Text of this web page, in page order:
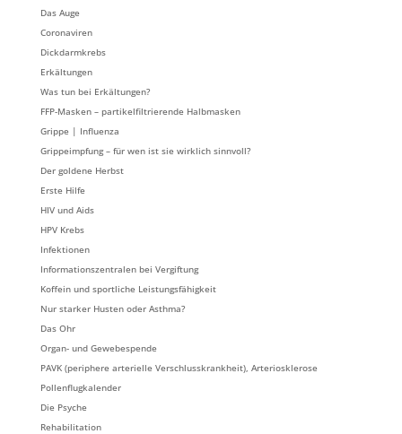
Das Auge
Coronaviren
Dickdarmkrebs
Erkältungen
Was tun bei Erkältungen?
FFP-Masken – partikelfiltrierende Halbmasken
Grippe | Influenza
Grippeimpfung – für wen ist sie wirklich sinnvoll?
Der goldene Herbst
Erste Hilfe
HIV und Aids
HPV Krebs
Infektionen
Informationszentralen bei Vergiftung
Koffein und sportliche Leistungsfähigkeit
Nur starker Husten oder Asthma?
Das Ohr
Organ- und Gewebespende
PAVK (periphere arterielle Verschlusskrankheit), Arteriosklerose
Pollenflugkalender
Die Psyche
Rehabilitation